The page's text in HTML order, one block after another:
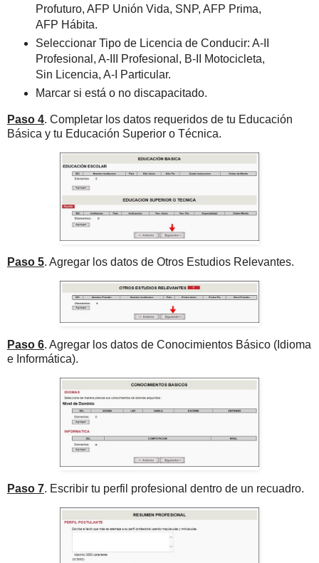
Profuturo, AFP Unión Vida, SNP, AFP Prima,
AFP Hábita.
Seleccionar Tipo de Licencia de Conducir: A-II
Profesional, A-III Profesional, B-II Motocicleta,
Sin Licencia, A-I Particular.
Marcar si está o no discapacitado.
Paso 4. Completar los datos requeridos de tu Educación
Básica y tu Educación Superior o Técnica.
Paso 5. Agregar los datos de Otros Estudios Relevantes.
Paso 6. Agregar los datos de Conocimientos Básico (Idioma
e Informática).
Paso 7. Escribir tu perfil profesional dentro de un recuadro.